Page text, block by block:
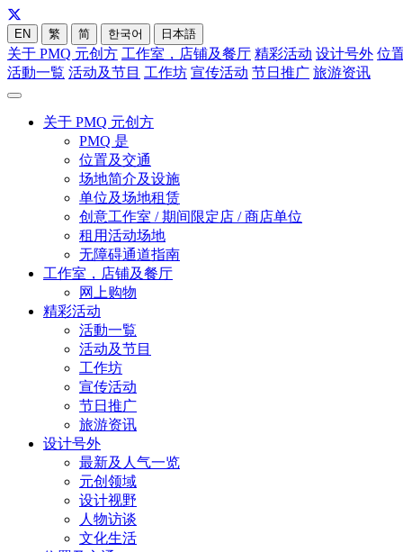
EN 繁 简 한국어 日本語
关于 PMQ 元创方 工作室，店铺及餐厅 精彩活动 设计号外 位
活動一覧 活动及节目 工作坊 宣传活动 节日推广 旅游资讯
关于 PMQ 元创方
PMQ 是
位置及交通
场地简介及设施
单位及场地租赁
创意工作室 / 期间限定店 / 商店单位
租用活动场地
无障碍通道指南
工作室，店铺及餐厅
网上购物
精彩活动
活動一覧
活动及节目
工作坊
宣传活动
节日推广
旅游资讯
设计号外
最新及人气一览
元创领域
设计视野
人物访谈
文化生活